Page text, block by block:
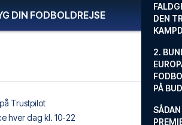
DEN
2.
PÅ
Trustpilot
hver dag kl. 10-22
DIN FODBOLDREJSE